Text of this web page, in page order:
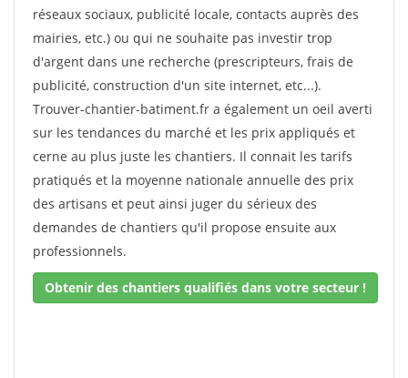
réseaux sociaux, publicité locale, contacts auprès des
mairies, etc.) ou qui ne souhaite pas investir trop
d'argent dans une recherche (prescripteurs, frais de
publicité, construction d'un site internet, etc...).
Trouver-chantier-batiment.fr a également un oeil averti
sur les tendances du marché et les prix appliqués et
cerne au plus juste les chantiers. Il connait les tarifs
pratiqués et la moyenne nationale annuelle des prix
des artisans et peut ainsi juger du sérieux des
demandes de chantiers qu'il propose ensuite aux
professionnels.
Obtenir des chantiers qualifiés dans votre secteur !